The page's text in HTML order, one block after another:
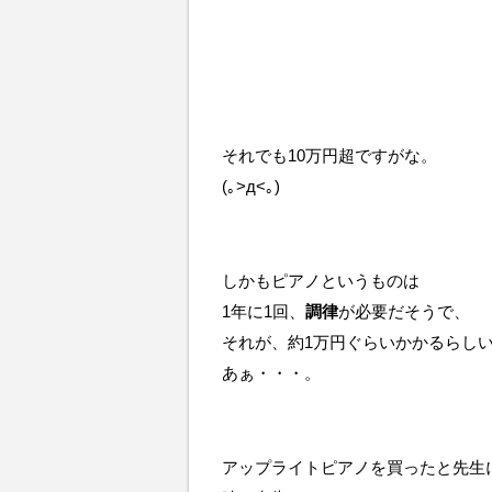
それでも10万円超ですがな。
(｡>д<｡)
しかもピアノというものは
1年に1回、 調律が必要だそうで、
それが、約1万円ぐらいかかるらしい
あぁ・・・。
アップライトピアノを買ったと先生